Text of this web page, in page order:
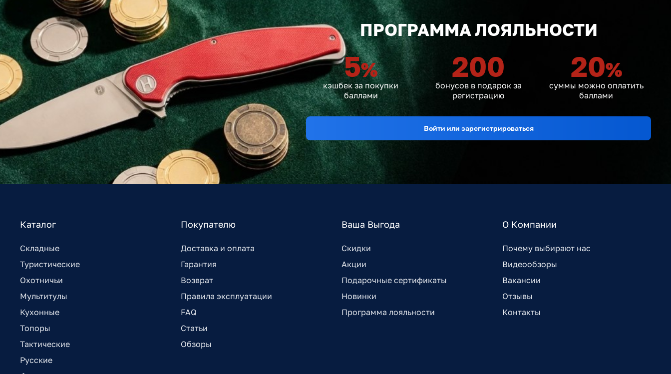
ПРОГРАММА ЛОЯЛЬНОСТИ
5%
кэшбек за покупки
баллами
200
бонусов в подарок за
регистрацию
20%
суммы можно оплатить
баллами
Войти или зарегистрироваться
Каталог
Складные
Туристические
Охотничьи
Мультитулы
Кухонные
Топоры
Тактические
Русские
Покупателю
Доставка и оплата
Гарантия
Возврат
Правила эксплуатации
FAQ
Статьи
Обзоры
Ваша Выгода
Скидки
Акции
Подарочные сертификаты
Новинки
Программа лояльности
О Компании
Почему выбирают нас
Видеообзоры
Вакансии
Отзывы
Контакты